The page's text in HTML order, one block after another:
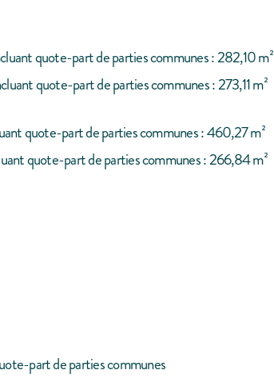
quote-part de parties communes : 282,10 m²
quote-part de parties communes : 273,11 m²
quote-part de parties communes : 460,27 m²
quote-part de parties communes : 266,84 m²
part de parties communes